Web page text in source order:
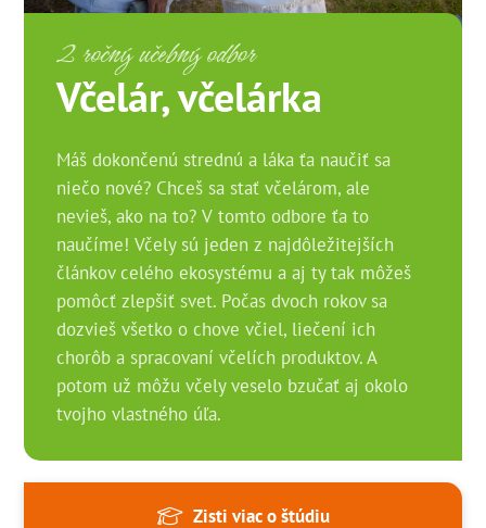
2 ročný učebný odbor
Včelár, včelárka
Máš dokončenú strednú a láka ťa naučiť sa
niečo nové? Chceš sa stať včelárom, ale
nevieš, ako na to? V tomto odbore ťa to
naučíme! Včely sú jeden z najdôležitejších
článkov celého ekosystému a aj ty tak môžeš
pomôcť zlepšiť svet. Počas dvoch rokov sa
dozvieš všetko o chove včiel, liečení ich
chorôb a spracovaní včelích produktov. A
potom už môžu včely veselo bzučať aj okolo
tvojho vlastného úľa.
Zisti viac o štúdiu